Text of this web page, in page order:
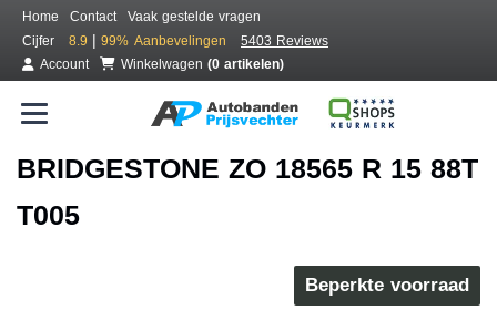
Home Contact
Vaak gestelde vragen
Cijfer
8.9 | 99% Aanbevelingen
5403 Reviews
Account
Winkelwagen (0 artikelen)
BRIDGESTONE ZO 18565 R 15 88T
T005
Beperkte voorraad